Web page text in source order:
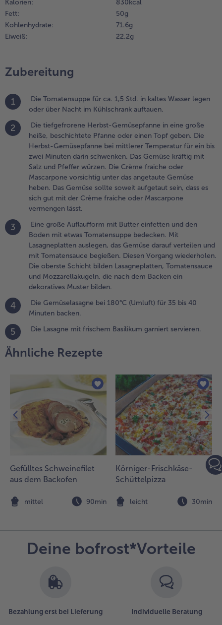
Weiterempfehlen &
das
mit der
fraiche
mit
einfetten
etwas
Mit
das
darauf
und mit
Diesen
Die
Schicht
nach dem
ein
bilden.
für 35
40 Minuten
Kalorien:
830 kcal
Fett:
50 g
Kohlenhydrate:
71.6 g
Eiweiß:
22.2 g
Zubereitung
1
Die Tomatensuppe für ca. 1,5 Std. in kaltes Wasser legen
oder über Nacht im Kühlschrank auftauen.
2
Die tiefgefrorene Herbst-Gemüsepfanne in eine große
heiße, beschichtete Pfanne oder einen Topf geben. Die
Herbst-Gemüsepfanne bei mittlerer Temperatur für ein bis
zwei Minuten darin schwenken. Das Gemüse kräftig mit
Salz und Pfeffer würzen. Die Crème fraiche oder
Mascarpone vorsichtig unter das angetaute Gemüse
heben. Das Gemüse sollte soweit aufgetaut sein, dass es
sich gut mit der Crème fraiche oder Mascarpone
vermengen lässt.
3
Eine große Auflaufform mit Butter einfetten und den
Boden mit etwas Tomatensuppe bedecken. Mit
Lasagneplatten auslegen, das Gemüse darauf verteilen und
mit Tomatensauce begießen. Diesen Vorgang wiederholen.
Die oberste Schicht bilden Lasagneplatten, Tomatensauce
und Mozzarellakugeln, die nach dem Backen ein
dekoratives Muster bilden.
4
Die Gemüselasagne bei 180°C (Umluft) für 35 bis 40
Minuten backen.
5 Die Lasagne mit frischem Basilikum garniert servieren.
Ähnliche Rezepte
Gefülltes Schweinefilet
aus dem Backofen
mittel 90min
Körniger-Frischkäse-
Schüttelpizza
leicht 30min
Deine bofrost*Vorteile
Bezahlung erst bei Lieferung Individuelle Beratung